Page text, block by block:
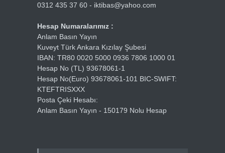
0312 435 37 60 - iktibas@yahoo.com
Hesap Numaralarımız :
Anlam Basın Yayın
Kuveyt Türk Ankara Kızılay Şubesi
IBAN: TR80 0020 5000 0936 7806 1000 01
Hesap No (TL) 93678061-1
Hesap No(Euro) 93678061-101 BIC-SWIFT:
KTEFTRISXXX
Posta Çeki Hesabı:
Anlam Basın Yayın - 150179 Nolu Hesap